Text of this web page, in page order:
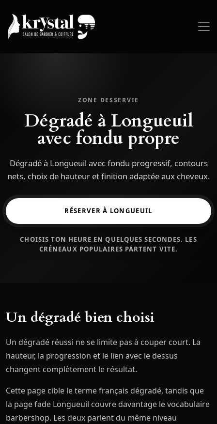
ZONE DESSERVIE
Dégradé à Longueuil
avec fondu propre
Dégradé à Longueuil avec fondu progressif, contours
nets, choix de hauteur et finition adaptée aux cheveux.
RÉSERVER À LONGUEUIL
CHOISIS TON HEURE EN QUELQUES SECONDES. LES
CRÉNEAUX POPULAIRES PARTENT VITE.
Un dégradé bien choisi
Un dégradé réussi ne se limite pas à couper court. La
hauteur, la progression et le lien avec le dessus
changent complètement le résultat.
Cette page cible le terme français dégradé, tandis que
la page fade Longueuil couvre davantage le vocabulaire
barbershop. Les deux parlent du même niveau